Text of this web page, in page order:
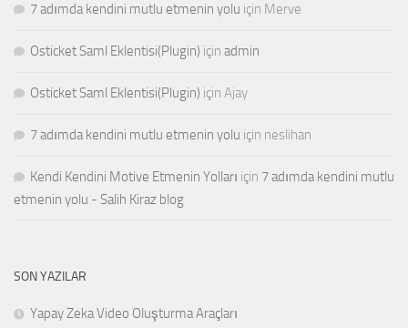
7 adımda kendini mutlu etmenin yolu için Merve
Osticket Saml Eklentisi(Plugin) için admin
Osticket Saml Eklentisi(Plugin) için Ajay
7 adımda kendini mutlu etmenin yolu için neslihan
Kendi Kendini Motive Etmenin Yolları için 7 adımda kendini mutlu
etmenin yolu - Salih Kiraz blog
SON YAZILAR
Yapay Zeka Video Oluşturma Araçları